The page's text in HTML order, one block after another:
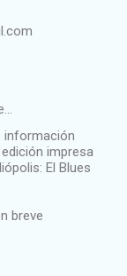
información
impresa
El Blues
breve